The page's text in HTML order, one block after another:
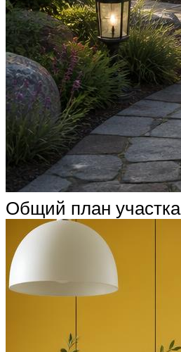
Общий план участка